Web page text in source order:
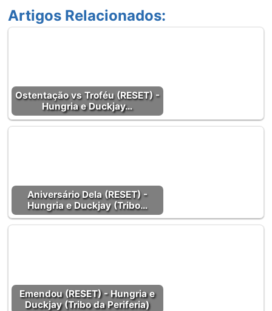
Artigos Relacionados:
Ostentação vs Troféu (RESET) -
Hungria e Duckjay…
Aniversário Dela (RESET) -
Hungria e Duckjay (Tribo…
Emendou (RESET) - Hungria e
Duckjay (Tribo da Periferia)